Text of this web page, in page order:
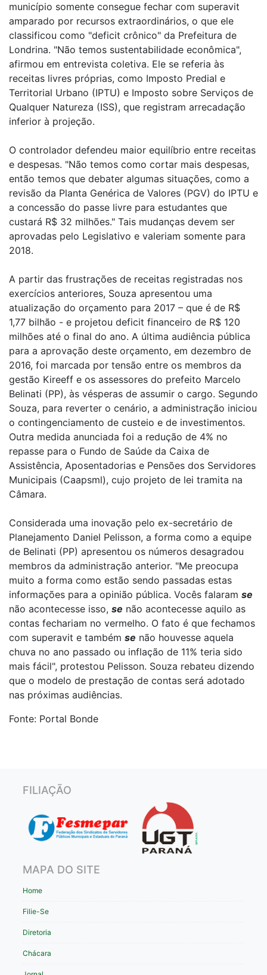
município somente consegue fechar com superavit
amparado por recursos extraordinários, o que ele
classificou como "deficit crônico" da Prefeitura de
Londrina. "Não temos sustentabilidade econômica",
afirmou em entrevista coletiva. Ele se referia às
receitas livres próprias, como Imposto Predial e
Territorial Urbano (IPTU) e Imposto sobre Serviços de
Qualquer Natureza (ISS), que registram arrecadação
inferior à projeção.
O controlador defendeu maior equilíbrio entre receitas
e despesas. "Não temos como cortar mais despesas,
então temos que debater algumas situações, como a
revisão da Planta Genérica de Valores (PGV) do IPTU e
a concessão do passe livre para estudantes que
custará R$ 32 milhões." Tais mudanças devem ser
aprovadas pelo Legislativo e valeriam somente para
2018.
A partir das frustrações de receitas registradas nos
exercícios anteriores, Souza apresentou uma
atualização do orçamento para 2017 – que é de R$
1,77 bilhão - e projetou deficit financeiro de R$ 120
milhões até o final do ano. A última audiência pública
para a aprovação deste orçamento, em dezembro de
2016, foi marcada por tensão entre os membros da
gestão Kireeff e os assessores do prefeito Marcelo
Belinati (PP), às vésperas de assumir o cargo. Segundo
Souza, para reverter o cenário, a administração iniciou
o contingenciamento de custeio e de investimentos.
Outra medida anunciada foi a redução de 4% no
repasse para o Fundo de Saúde da Caixa de
Assistência, Aposentadorias e Pensões dos Servidores
Municipais (Caapsml), cujo projeto de lei tramita na
Câmara.
Considerada uma inovação pelo ex-secretário de
Planejamento Daniel Pelisson, a forma como a equipe
de Belinati (PP) apresentou os números desagradou
membros da administração anterior. "Me preocupa
muito a forma como estão sendo passadas estas
informações para a opinião pública. Vocês falaram se
não acontecesse isso, se não acontecesse aquilo as
contas fechariam no vermelho. O fato é que fechamos
com superavit e também se não houvesse aquela
chuva no ano passado ou inflação de 11% teria sido
mais fácil", protestou Pelisson. Souza rebateu dizendo
que o modelo de prestação de contas será adotado
nas próximas audiências.
Fonte: Portal Bonde
FILIAÇÃO
MAPA DO SITE
Home
Filie-Se
Diretoria
Chácara